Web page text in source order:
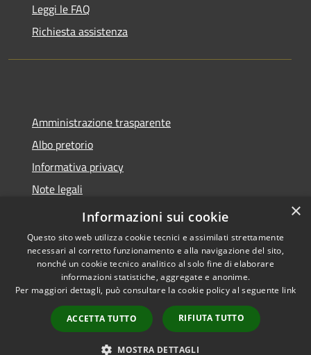
Leggi le FAQ
Richiesta assistenza
Amministrazione trasparente
Albo pretorio
Informativa privacy
Note legali
Dichiarazione di accessibilità
Accessibilità
Copyright © 2026 • Comune di
Montano Lucino • Powered by
Municipium•
Accesso
redazione
×
Informazioni sui cookie
Questo sito web utilizza cookie tecnici e assimilati strettamente
necessari al corretto funzionamento e alla navigazione del sito,
nonché un cookie tecnico analitico al solo fine di elaborare
informazioni statistiche, aggregate e anonime.
Per maggiori dettagli, può consultare la cookie policy al seguente link
ACCETTA TUTTO RIFIUTA TUTTO
MOSTRA DETTAGLI